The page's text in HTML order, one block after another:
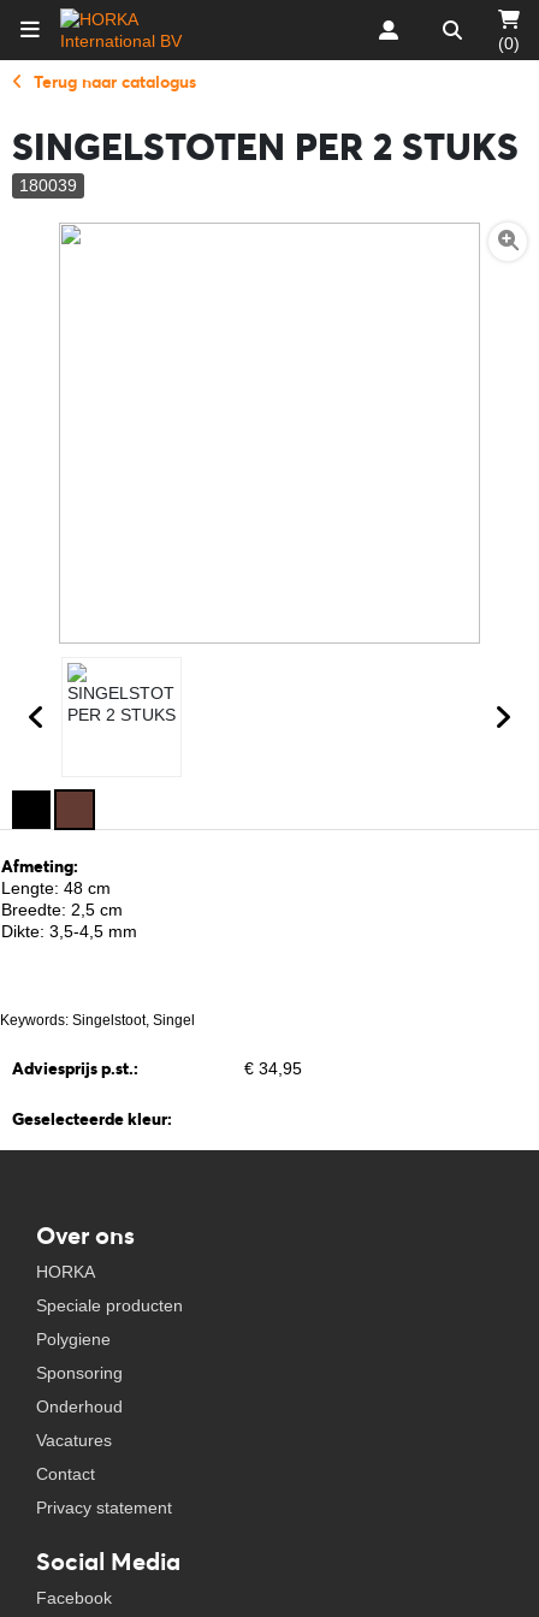
(0)
Terug naar catalogus
SINGELSTOTEN PER 2 STUKS
180039
Afmeting:
Lengte: 48 cm
Breedte: 2,5 cm
Dikte: 3,5-4,5 mm
Keywords: Singelstoot, Singel
Adviesprijs p.st.: € 34,95
Geselecteerde kleur:
Over ons
HORKA
Speciale producten
Polygiene
Sponsoring
Onderhoud
Vacatures
Contact
Privacy statement
Social Media
Facebook